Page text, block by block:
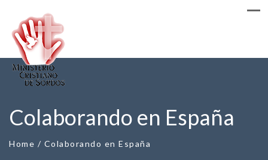
Colaborando en España
Home / Colaborando en España